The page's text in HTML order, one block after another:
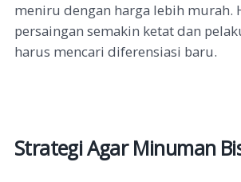
meniru dengan harga lebih murah.
persaingan semakin ketat dan
harus mencari diferensiasi baru.
Strategi Agar Minuman